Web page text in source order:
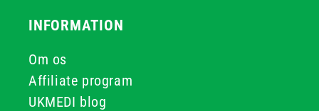
INFORMATION
Om os
Affiliate program
UKMEDI blog